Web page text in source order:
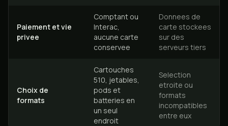
Paiement et vie
privee
Comptant ou
Interac,
aucune carte
conservee
Donnees de
carte stockees
sur des
serveurs tiers
Choix de
formats
Cartouches
510, jetables,
pods et
batteries en
un seul
endroit
Selection
etroite ou
formats
incompatibles
entre eux